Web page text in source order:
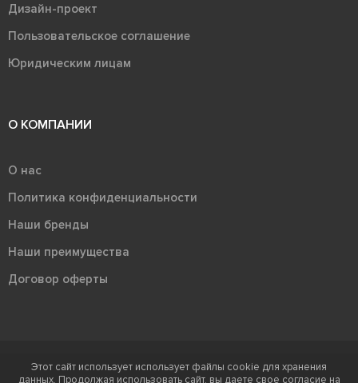
Дизайн-проект
Пользовательское соглашение
Юридическим лицам
О КОМПАНИИ
О нас
Политика конфиденциальности
Наши бренды
Наши преимущества
Договор оферты
Терра - территория керамики 2026
Этот сайт использует использует файлы cookie для хранения
данных. Продолжая использовать сайт, вы даете свое согласие на